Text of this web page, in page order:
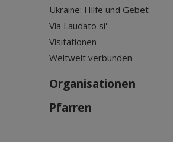
Ukraine: Hilfe und Gebet
Via Laudato si'
Visitationen
Weltweit verbunden
Organisationen
Pfarren